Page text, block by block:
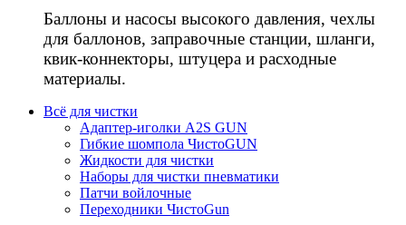
Баллоны и насосы высокого давления, чехлы
для баллонов, заправочные станции, шланги,
квик-коннекторы, штуцера и расходные
материалы.
Всё для чистки
Адаптер-иголки A2S GUN
Гибкие шомпола ЧистоGUN
Жидкости для чистки
Наборы для чистки пневматики
Патчи войлочные
Переходники ЧистоGun